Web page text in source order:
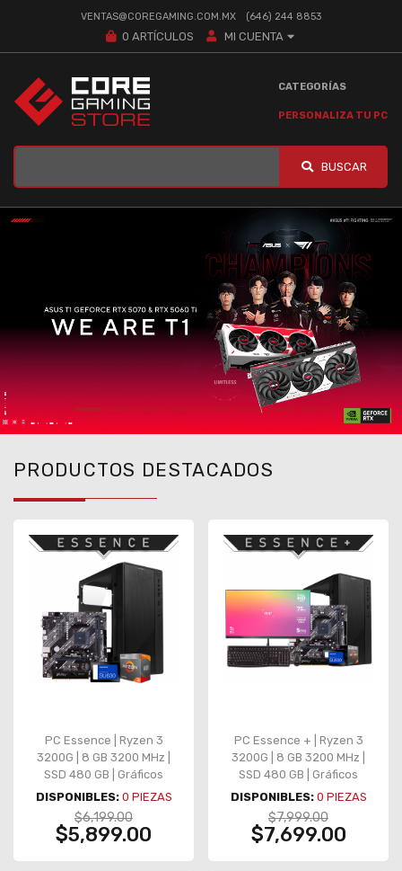
VENTAS@COREGAMING.COM.MX (646) 244 8853
0 ARTÍCULOS MI CUENTA
CATEGORÍAS
PERSONALIZA TU PC
BUSCAR
PRODUCTOS DESTACADOS
PC Essence | Ryzen 3
3200G | 8 GB 3200 MHz |
SSD 480 GB | Gráficos
integrados
DISPONIBLES: 0 PIEZAS
$6,199.00
$5,899.00
PC Essence + | Ryzen 3
3200G | 8 GB 3200 MHz |
SSD 480 GB | Gráficos
integrados | Monitor |
Teclado y Mouse
DISPONIBLES: 0 PIEZAS
$7,999.00
$7,699.00